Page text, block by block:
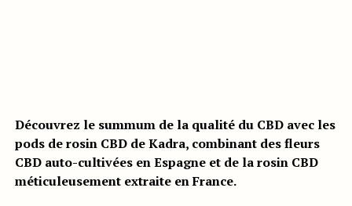
Découvrez le summum de la qualité du CBD avec les
pods de rosin CBD de Kadra, combinant des fleurs
CBD auto-cultivées en Espagne et de la rosin CBD
méticuleusement extraite en France.